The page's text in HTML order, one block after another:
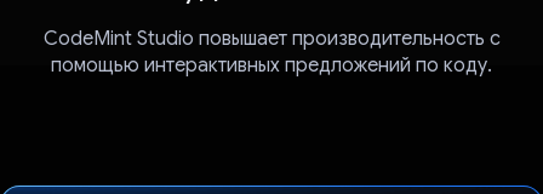
CodeMint Studio повышает производительность с
помощью интерактивных предложений по коду.